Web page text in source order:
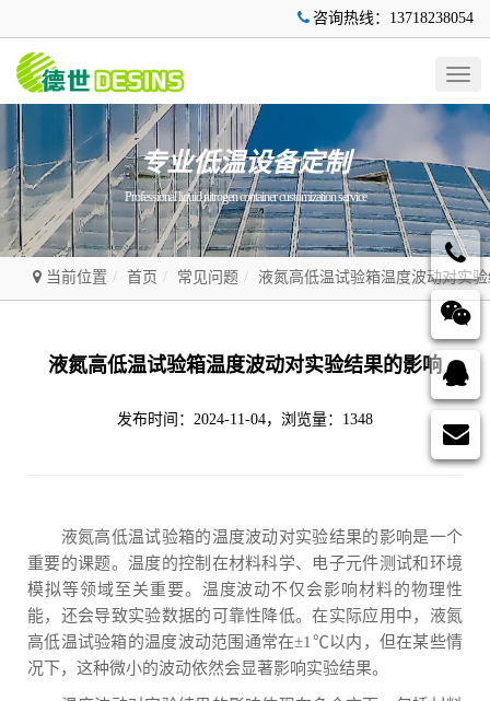
咨询热线：13718238054
专业低温设备定制
Professional liquid nitrogen container customization service
当前位置 首页 常见问题 液氮高低温试验箱温度波动对实
液氮高低温试验箱温度波动对实验结果的影响
发布时间：2024-11-04，浏览量：1348
液氮高低温试验箱的温度波动对实验结果的影响是一个
重要的课题。温度的控制在材料科学、电子元件测试和环境
模拟等领域至关重要。温度波动不仅会影响材料的物理性
能，还会导致实验数据的可靠性降低。在实际应用中，液氮
高低温试验箱的温度波动范围通常在±1℃以内，但在某些情
况下，这种微小的波动依然会显著影响实验结果。